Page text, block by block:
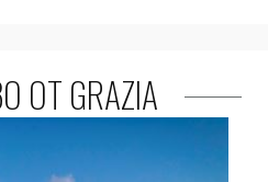
ОТ GRAZIA